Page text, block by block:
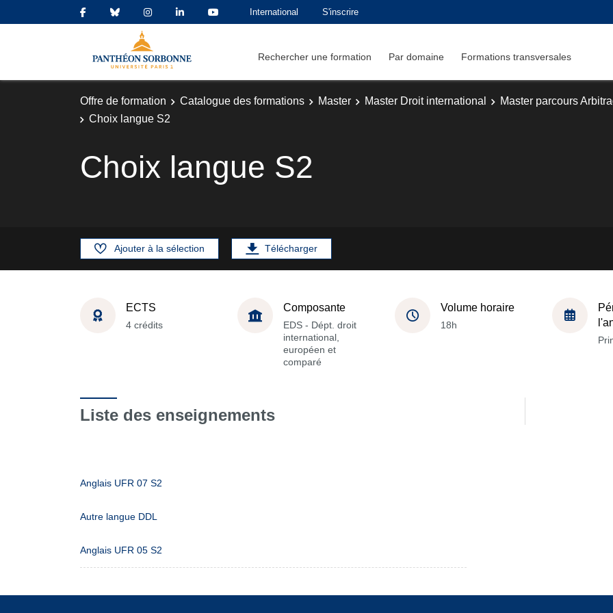
International S'inscrire
Rechercher une formation Par domaine Formations transversales
Offre de formation Catalogue des formations Master Master Droit international Master parcours
Choix langue S2
Choix langue S2
Ajouter à la sélection Télécharger
ECTS
4 crédits
Composante
EDS - Dépt. droit
international,
européen et
comparé
Volume horaire
18h
Liste des enseignements
Anglais UFR 07 S2
Autre langue DDL
Anglais UFR 05 S2